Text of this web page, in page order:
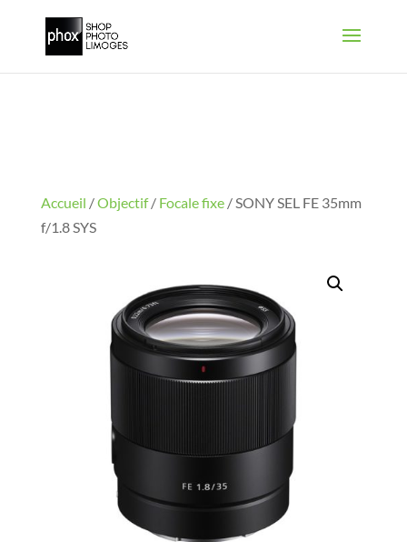
Accueil /Objectif/ Focale fixe/ SONY SEL FE 35mm
f/1.8 SYS